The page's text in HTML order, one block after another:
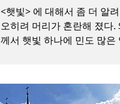
<햇빛> 에 대해서 좀 더 알려
오히려 머리가 혼란해 졌다.
께서 햇빛 하나에 민도 많은
진 빛 에너지를...